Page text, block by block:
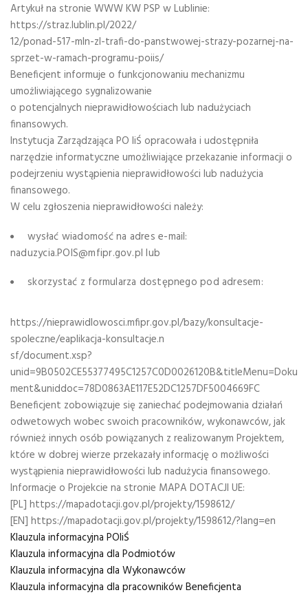
Artykuł na stronie WWW KW PSP w Lublinie:
https://straz.lublin.pl/2022/
12/ponad-517-mln-zl-trafi-do-panstwowej-strazy-pozarnej-na-
sprzet-w-ramach-programu-poiis/
Beneficjent informuje o funkcjonowaniu mechanizmu
umożliwiającego sygnalizowanie
o potencjalnych nieprawidłowościach lub nadużyciach
finansowych.
Instytucja Zarządzająca PO IiŚ opracowała i udostępniła
narzędzie informatyczne umożliwiające przekazanie informacji o
podejrzeniu wystąpienia nieprawidłowości lub nadużycia
finansowego.
W celu zgłoszenia nieprawidłowości należy:
wysłać wiadomość na adres e-mail:
naduzycia.POIS@mfipr.gov.pl lub
skorzystać z formularza dostępnego pod adresem:
https://nieprawidlowosci.mfipr.gov.pl/bazy/konsultacje-
spoleczne/eaplikacja-konsultacje.n
sf/document.xsp?
unid=9B0502CE55377495C1257C0D0026120B&titleMenu=Doku
ment&uniddoc=78D0863AE117E52DC1257DF5004669FC
Beneficjent zobowiązuje się zaniechać podejmowania działań
odwetowych wobec swoich pracowników, wykonawców, jak
również innych osób powiązanych z realizowanym Projektem,
które w dobrej wierze przekazały informację o możliwości
wystąpienia nieprawidłowości lub nadużycia finansowego.
Informacje o Projekcie na stronie MAPA DOTACJI UE:
[PL] https://mapadotacji.gov.pl/projekty/1598612/
[EN] https://mapadotacji.gov.pl/projekty/1598612/?lang=en
Klauzula informacyjna POIiŚ
Klauzula informacyjna dla Podmiotów
Klauzula informacyjna dla Wykonawców
Klauzula informacyjna dla pracowników Beneficjenta